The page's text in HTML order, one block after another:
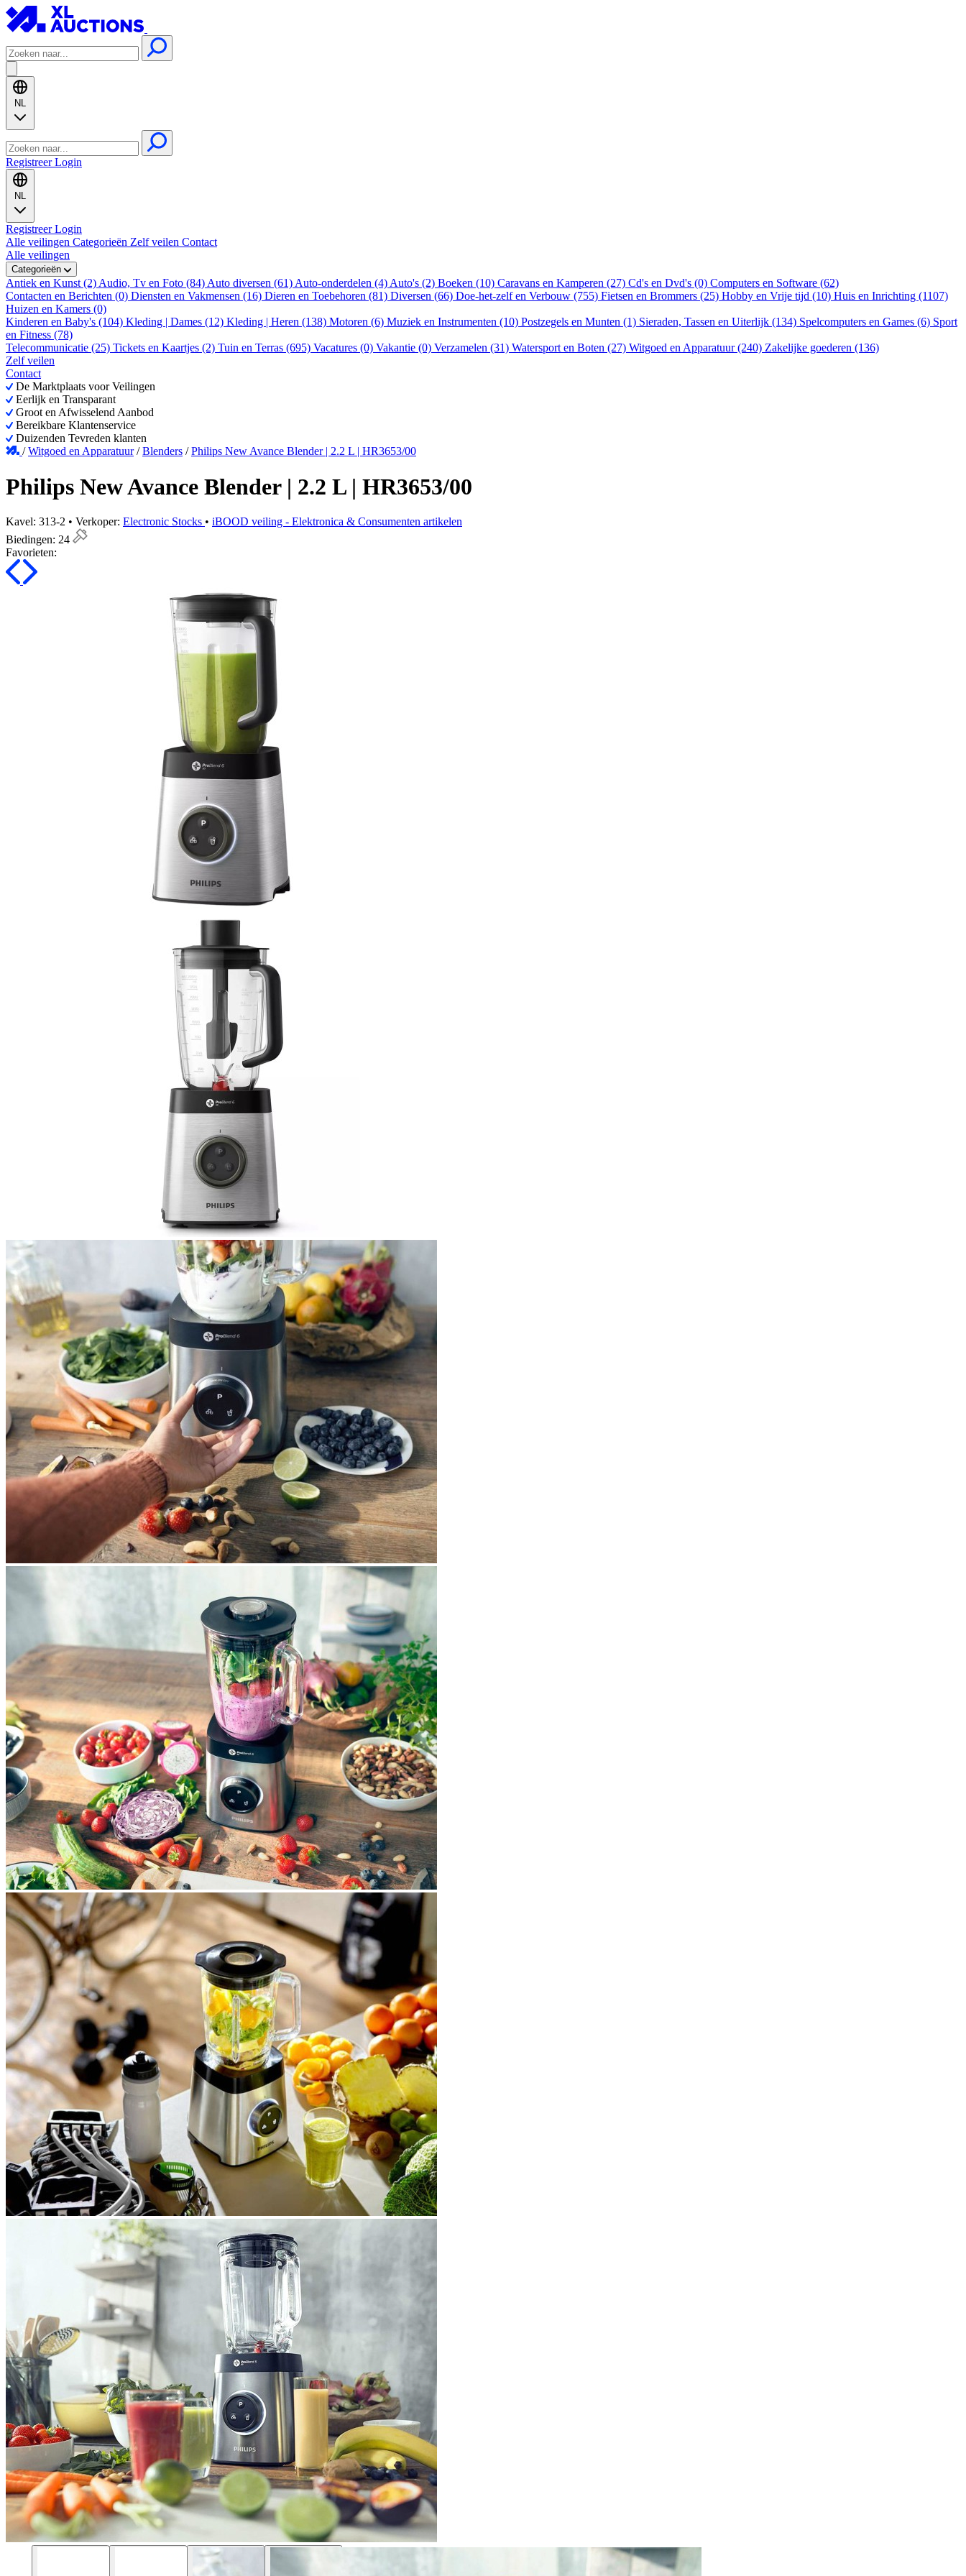
NL
RegistreerLogin
NL
RegistreerLogin
Alle veilingen Categorieën Zelf veilen Contact
Alle veilingen
Categorieën
Antiek en Kunst (2) Audio, Tv en Foto (84) Auto diversen (61) Auto-onderdelen (4) Auto's (2) Boeken (10) Caravans en Kamperen (27) Cd's en Dvd's (0) Computers en Software (62)
Contacten en Berichten (0) Diensten en Vakmensen (16) Dieren en Toebehoren (81) Diversen (66) Doe-het-zelf en Verbouw (755) Fietsen en Brommers (25) Hobby en Vrije tijd (10) Huis en Inrichting (1107)
Huizen en Kamers (0)
Kinderen en Baby's (104) Kleding | Dames (12) Kleding | Heren (138) Motoren (6) Muziek en Instrumenten (10) Postzegels en Munten (1) Sieraden, Tassen en Uiterlijk (134) Spelcomputers en Games (6) Sport
en Fitness (78)
Telecommunicatie (25) Tickets en Kaartjes (2) Tuin en Terras (695) Vacatures (0) Vakantie (0) Verzamelen (31) Watersport en Boten (27) Witgoed en Apparatuur (240) Zakelijke goederen (136)
Zelf veilen
Contact
De Marktplaats voor Veilingen
Eerlijk en Transparant
Groot en Afwisselend Aanbod
Bereikbare Klantenservice
Duizenden Tevreden klanten
/Witgoed en Apparatuur /Blenders /Philips New Avance Blender | 2.2 L | HR3653/00
Philips New Avance Blender | 2.2 L | HR3653/00
Kavel: 313-2 • Verkoper: Electronic Stocks • iBOOD veiling - Elektronica & Consumenten artikelen
Biedingen: 24
Favorieten: